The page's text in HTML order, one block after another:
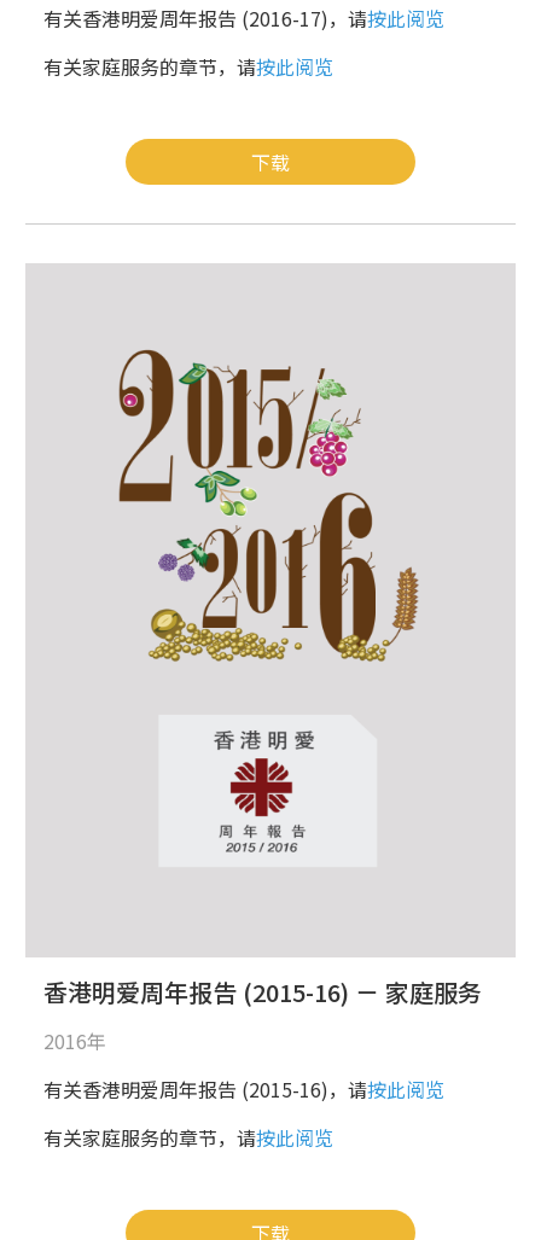
有关香港明爱周年报告 (2016-17)，请按此阅览
有关家庭服务的章节，请按此阅览
下载
香港明爱周年报告 (2015-16) － 家庭服务
2016年
有关香港明爱周年报告 (2015-16)，请按此阅览
有关家庭服务的章节，请按此阅览
下载